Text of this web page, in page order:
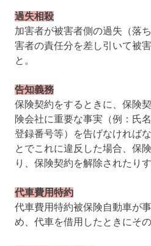
過失相殺
加害者が被害者側の過失（落
害者の責任分を差し引いて被
と。
告知義務
保険契約をするときに、保険
険会社に重要な事実（例：氏
登録番号等）を告げなければ
とでこれに違反した場合、保
り、保険契約を解除されたり
代車費用特約
代車費用特約被保険自動車が
め、代車を借用したときにそ